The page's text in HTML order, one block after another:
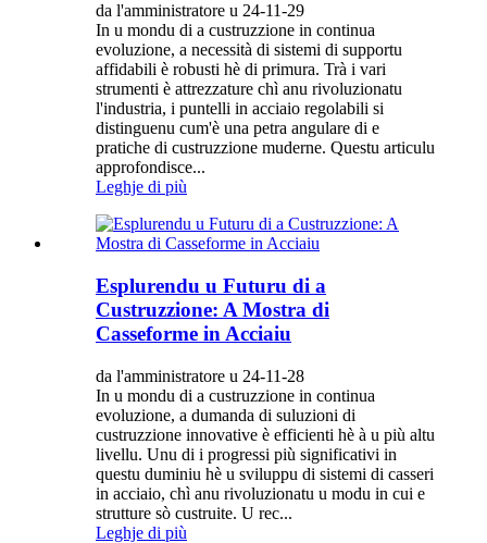
da l'amministratore u 24-11-29
In u mondu di a custruzzione in continua
evoluzione, a necessità di sistemi di supportu
affidabili è robusti hè di primura. Trà i vari
strumenti è attrezzature chì anu rivoluzionatu
l'industria, i puntelli in acciaio regolabili si
distinguenu cum'è una petra angulare di e
pratiche di custruzzione muderne. Questu articulu
approfondisce...
Leghje di più
Esplurendu u Futuru di a
Custruzzione: A Mostra di
Casseforme in Acciaiu
da l'amministratore u 24-11-28
In u mondu di a custruzzione in continua
evoluzione, a dumanda di suluzioni di
custruzzione innovative è efficienti hè à u più altu
livellu. Unu di i progressi più significativi in ​​
questu duminiu hè u sviluppu di sistemi di casseri
in acciaio, chì anu rivoluzionatu u modu in cui e
strutture sò custruite. U rec...
Leghje di più